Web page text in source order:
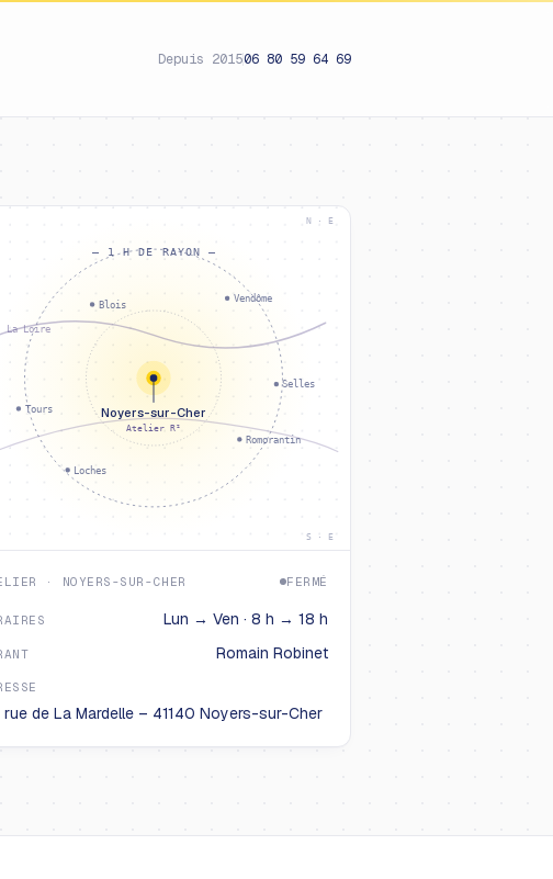
Depuis 201506 80 59 64 69
La Loire
Blois
Tours
Vendôme
Romorantin
Loches
Selles
Noyers-sur-Cher
Atelier R²
— 1 H DE RAYON —
N · E
S · E
· NOYERS-SUR-CHER FERMÉ
Lun → Ven · 8 h → 18 h
Romain Robinet
rue de La Mardelle – 41140 Noyers-sur-Cher